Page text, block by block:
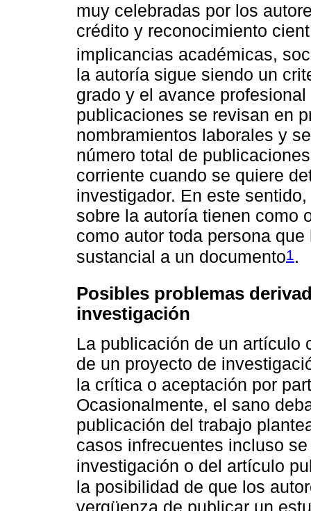
muy celebradas por los
crédito y reconocimiento
implicancias académicas,
la autoría sigue siendo un
grado y el avance
publicaciones se revisan en
nombramientos laborales y
número total de
corriente cuando se quiere
investigador. En este
sobre la autoría tienen como
como autor toda persona
sustancial a un documento1 .
Posibles problemas
investigación
La publicación de un artículo
de un proyecto de
la crítica o aceptación por
Ocasionalmente, el sano
publicación del trabajo
casos infrecuentes incluso
investigación o del artículo
la posibilidad de que los
vergüenza de publicar un